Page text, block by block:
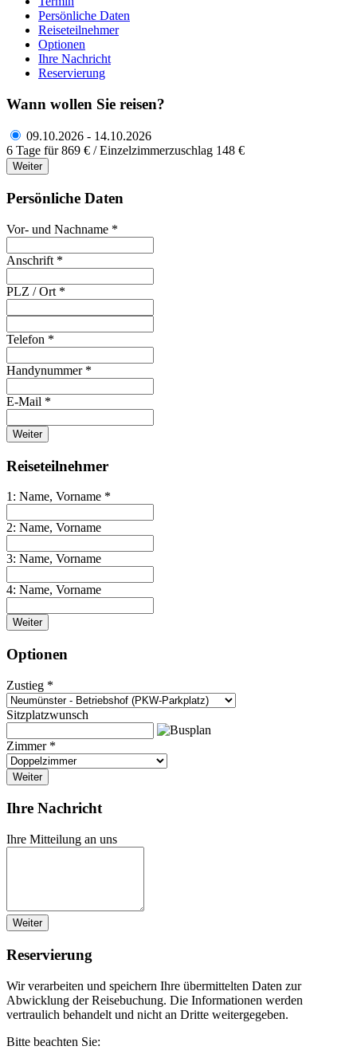
Persönliche Daten
Reiseteilnehmer
Optionen
Ihre Nachricht
Reservierung
Wann wollen Sie reisen?
09.10.2026 - 14.10.2026
6 Tage für 869 € / Einzelzimmerzuschlag 148 €
Weiter
Persönliche Daten
Vor- und Nachname *
Anschrift *
PLZ / Ort *
Telefon *
Handynummer *
E-Mail *
Weiter
Reiseteilnehmer
1: Name, Vorname *
2: Name, Vorname
3: Name, Vorname
4: Name, Vorname
Weiter
Optionen
Zustieg *
Sitzplatzwunsch
Zimmer *
Weiter
Ihre Nachricht
Ihre Mitteilung an uns
Weiter
Reservierung
Wir verarbeiten und speichern Ihre übermittelten Daten zur
Abwicklung der Reisebuchung. Die Informationen werden
vertraulich behandelt und nicht an Dritte weitergegeben.
Bitte beachten Sie: